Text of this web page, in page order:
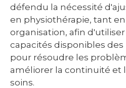
défendu la nécessité
en physiothérapie, tant
organisation, afin
capacités disponibles
pour résoudre les
améliorer la continuité et
soins.